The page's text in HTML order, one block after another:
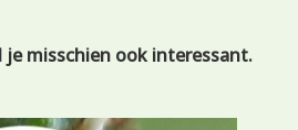
je misschien ook interessant.